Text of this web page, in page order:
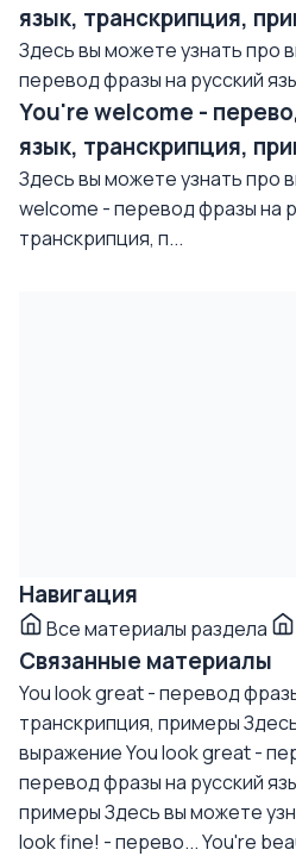
язык, транскрипция,
Здесь вы можете узнать про
перевод фразы на русский
You're welcome -
язык, транскрипция,
Здесь вы можете узнать про
welcome - перевод фразы на
транскрипция, п...
Навигация
Все материалы раздела
Связанные материалы
You look great - перевод
транскрипция, примеры
выражение You look great -
перевод фразы на русский
примерыЗдесь вы можете
look fine! - перево...You're